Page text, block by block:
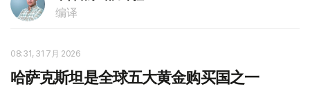
编译
08:31, 31 7月 2026
哈萨克斯坦是全球五大黄金购买国之一